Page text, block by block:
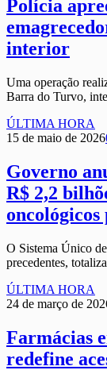
Polícia
interior
Uma operação
Barra do Turvo,
ÚLTIMA HORA
15 de maio de 2026
Governo
R$ 2,2
oncológicos
O Sistema Único
precedentes,
ÚLTIMA HORA
24 de março de
Farmácias
redefine